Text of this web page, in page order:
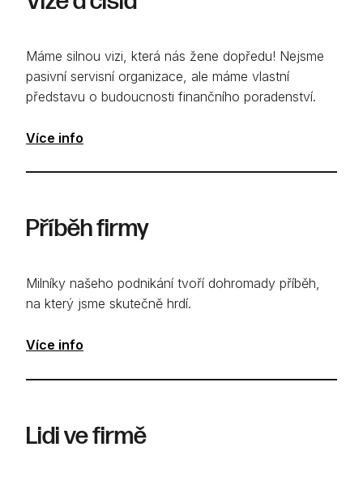
Máme silnou vizi, která nás žene dopředu! Nejsme
pasivní servisní organizace, ale máme vlastní
představu o budoucnosti finančního poradenství.
Více info
Příběh firmy
Milníky našeho podnikání tvoří dohromady příběh,
na který jsme skutečně hrdí.
Více info
Lidi ve firmě